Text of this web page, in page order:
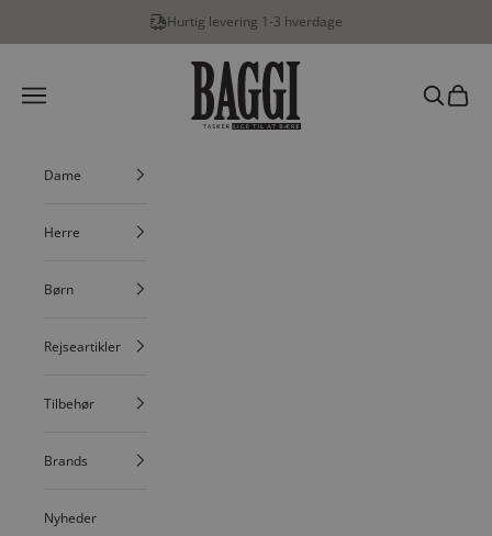
Hurtig levering 1-3 hverdage
BAGGI
Menu
Søg
Dame
Herre
Børn
Rejseartikler
Tilbehør
Brands
Nyheder